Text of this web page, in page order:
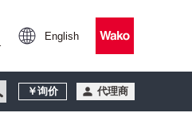
English
￥询价 代理商